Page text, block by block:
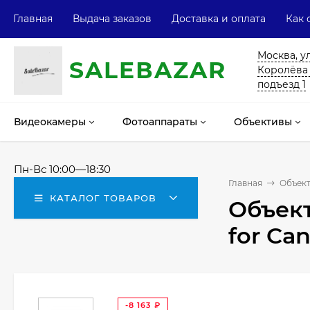
Главная Выдача заказов Доставка и оплата Как
SALEВAZAR
Москва,
Королёва
подъезд 1
Видеокамеры Фотоаппараты Объективы
Пн-Вс 10:00—18:30
КАТАЛОГ ТОВАРОВ
Главная
for
-8 163